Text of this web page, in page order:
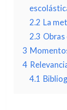
2.2 La
2.3 Obras
3
4
4.1